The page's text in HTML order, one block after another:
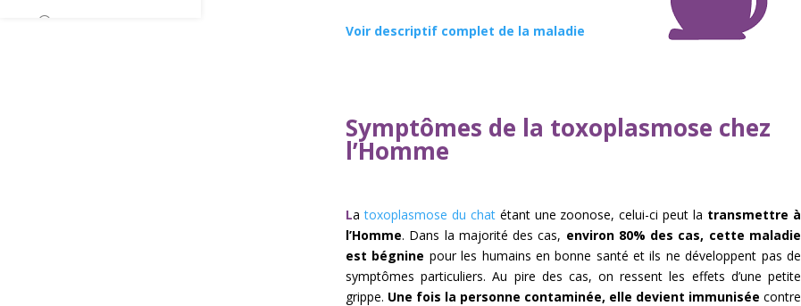
Voir descriptif complet de la maladie
Symptômes de la toxoplasmose chez
l’Homme
Latoxoplasmose du chatétant une zoonose, celui-ci peut la transmettre à
l’Homme. Dans la majorité des cas, environ 80% des cas, cette maladie
est bégnine pour les humains en bonne santé et ils ne développent pas de
symptômes particuliers. Au pire des cas, on ressent les effets d’une petite
grippe. Une fois la personne contaminée, elle devient immunisée contre